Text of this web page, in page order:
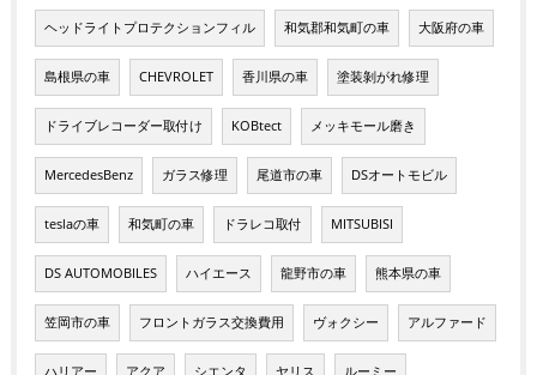
ヘッドライトプロテクションフィル 和気郡和気町の車 大阪府の車
島根県の車 CHEVROLET 香川県の車 塗装剝がれ修理
ドライブレコーダー取付け KOBtect メッキモール磨き
MercedesBenz ガラス修理 尾道市の車 DSオートモビル
teslaの車 和気町の車 ドラレコ取付 MITSUBISI
DS AUTOMOBILES ハイエース 龍野市の車 熊本県の車
笠岡市の車 フロントガラス交換費用 ヴォクシー アルファード
ハリアー アクア シエンタ ヤリス ルーミー